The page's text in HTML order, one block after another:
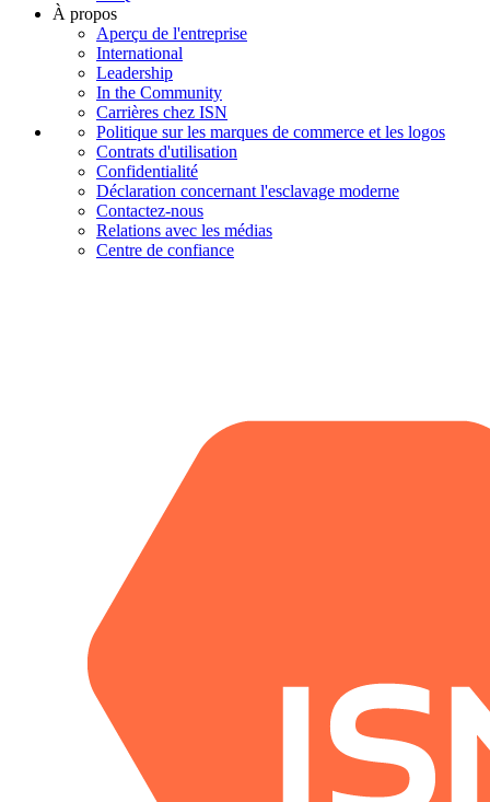
À propos
Aperçu de l'entreprise
International
Leadership
In the Community
Carrières chez ISN
Politique sur les marques de commerce et les logos
Contrats d'utilisation
Confidentialité
Déclaration concernant l'esclavage moderne
Contactez-nous
Relations avec les médias
Centre de confiance